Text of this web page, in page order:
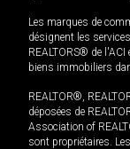
Les marques de
désignent les
REALTORS® de l'ACI
biens immobiliers
REALTOR®,
déposées de
Association of
sont propriétaires.